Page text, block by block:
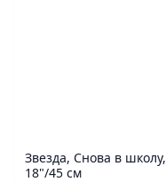
Звезда, Снова в школу,
18"/45 см